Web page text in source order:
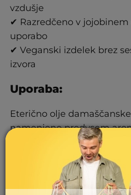
vzdušje
✔ Razredčeno v jojobinem
uporabo
✔ Veganski izdelek brez
izvora
Uporaba:
Eterično olje
namenjeno predvsem
uporabi za odišavljanje
dodatek v kozmetičnih
intenzivnosti eteričnih olj
uporabljati majhne